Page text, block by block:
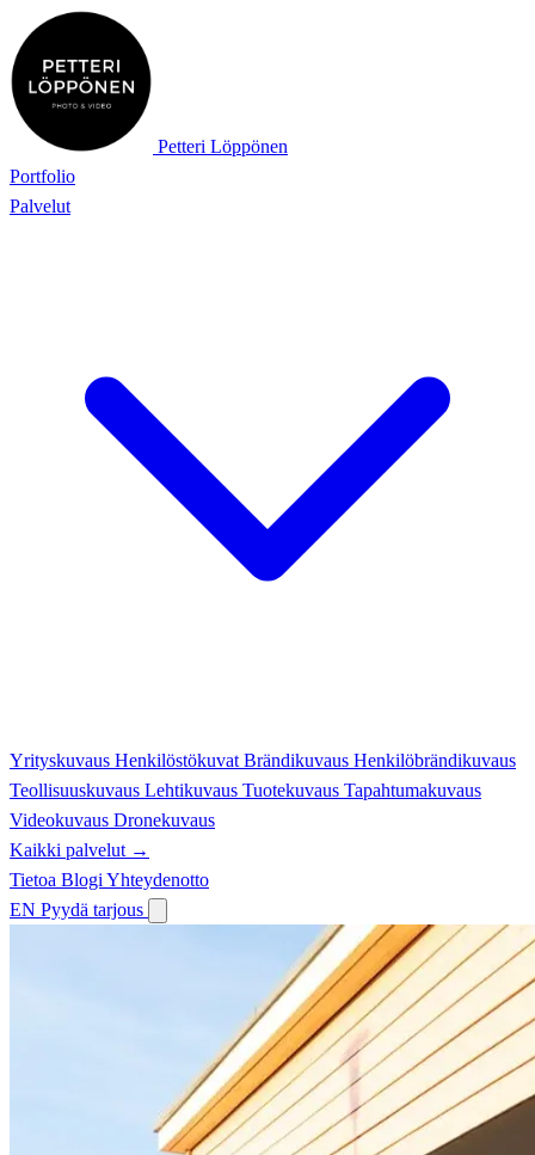
Petteri Löppönen
Portfolio
Palvelut
Yrityskuvaus Henkilöstökuvat Brändikuvaus Henkilöbrändikuvaus
Teollisuuskuvaus Lehtikuvaus Tuotekuvaus Tapahtumakuvaus
Videokuvaus Dronekuvaus
Kaikki palvelut →
Tietoa Blogi Yhteydenotto
EN Pyydä tarjous